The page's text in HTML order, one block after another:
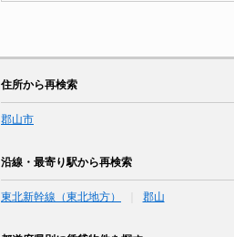
住所から再検索
郡山市
沿線・最寄り駅から再検索
東北新幹線（東北地方） 郡山